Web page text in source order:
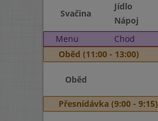
Svačina
Jídlo
Nápoj
Menu
Chod
Oběd (11:00 - 13:00)
Oběd
Přesnídávka (9:00 - 9:15)